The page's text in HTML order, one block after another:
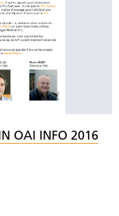
OAI INFO 2016